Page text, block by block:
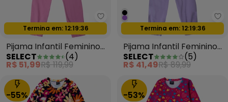
Select - Pijama Infantil
Oferta relâmpago
Termina em: 12:19:35
Pijama Infantil Feminino
Vermelho
SELECT (4)
R$ 51,99R$ 119,99
Oferta relâmpago
Termina em: 12:19:35
Pijama Infantil Feminino
Roxo
SELECT (5)
R$ 41,49R$ 89,99
-55% -53%